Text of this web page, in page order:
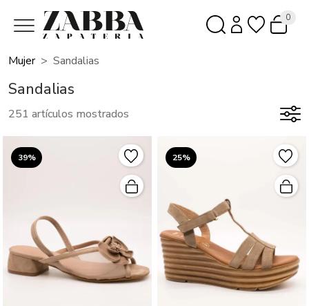
0
Mujer Sandalias
Sandalias
251 artículos mostrados
39% 25%